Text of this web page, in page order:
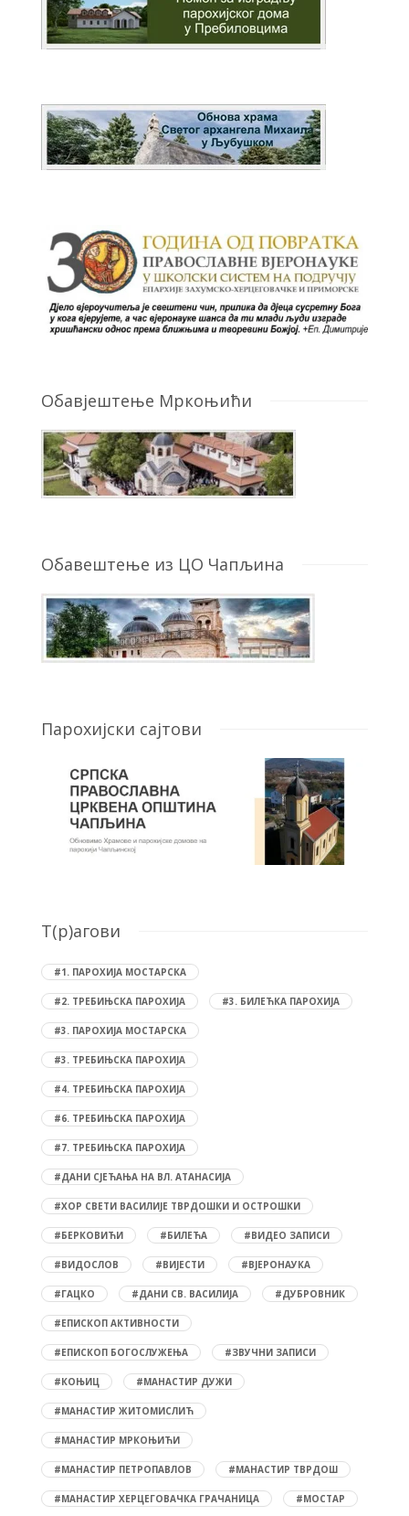
Обавјештење Мркоњићи
Обавештење из ЦО Чапљина
Парохијски сајтови
T(р)агови
#1. ПАРОХИЈА МОСТАРСКА
#2. ТРЕБИЊСКА ПАРОХИЈА #3. БИЛЕЋКА ПАРОХИЈА
#3. ПАРОХИЈА МОСТАРСКА
#3. ТРЕБИЊСКА ПАРОХИЈА
#4. ТРЕБИЊСКА ПАРОХИЈА
#6. ТРЕБИЊСКА ПАРОХИЈА
#7. ТРЕБИЊСКА ПАРОХИЈА
#ДАНИ СЈЕЋАЊА НА ВЛ. АТАНАСИЈА
#ХОР СВЕТИ ВАСИЛИЈЕ ТВРДОШКИ И ОСТРОШКИ
#БЕРКОВИЋИ #БИЛЕЋА #ВИДЕО ЗАПИСИ
#ВИДОСЛОВ #ВИЈЕСТИ #ВЈЕРОНАУКА
#ГАЦКО #ДАНИ СВ. ВАСИЛИЈА #ДУБРОВНИК
#ЕПИСКОП АКТИВНОСТИ
#ЕПИСКОП БОГОСЛУЖЕЊА #ЗВУЧНИ ЗАПИСИ
#КОЊИЦ #МАНАСТИР ДУЖИ
#МАНАСТИР ЖИТОМИСЛИЋ
#МАНАСТИР МРКОЊИЋИ
#МАНАСТИР ПЕТРОПАВЛОВ #МАНАСТИР ТВРДОШ
#МАНАСТИР ХЕРЦЕГОВАЧКА ГРАЧАНИЦА #МОСТАР